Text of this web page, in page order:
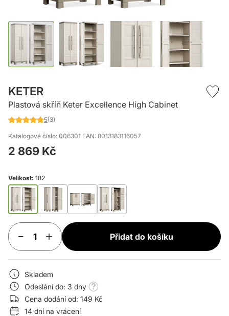
na
začátek
galerie
s
KETER
Plastová skříň Keter Excellence High Cabinet
Hodnocení:
of
100
5(3)
Katalogové číslo: 006301 EAN: 8013183116057
2 869 Kč
Velikost: 182
Přidat do košíku
Skladem
Odeslání do: 3 dny
Cena dodání od: 149 Kč
14 dní na vrácení